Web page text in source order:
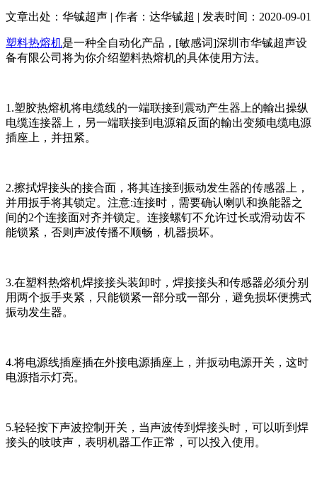
文章出处：华铖超声 | 作者：达华铖超 | 发表时间：2020-09-01
塑料热熔机是一种全自动化产品，[敏感词]深圳市华铖超声设
备有限公司将为你介绍塑料热熔机的具体使用方法。
1.塑胶热熔机将电缆线的一端联接到震动产生器上的輸出操纵
电缆连接器上，另一端联接到电源箱反面的輸出变频电缆电源
插座上，并扭紧。
2.擦拭焊接头的接合面，将其连接到振动发生器的传感器上，
并用扳手将其锁定。注意:连接时，需要确认喇叭和换能器之
间的2个连接面对齐并锁定。连接螺钉不允许过长或滑动齿不
能锁紧，否则声波传播不顺畅，机器损坏。
3.在塑料热熔机焊接接头装卸时，焊接接头和传感器必须分别
用两个扳手夹紧，只能锁紧一部分或一部分，避免损坏便携式
振动发生器。
4.将电源线插座插在外接电源插座上，并扳动电源开关，这时
电源指示灯亮。
5.轻轻按下声波控制开关，当声波传到焊接头时，可以听到焊
接头的吱吱声，表明机器工作正常，可以投入使用。